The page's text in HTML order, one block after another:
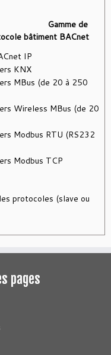
Gamme de
bâtiment BACnet
IP
KNX
MBus (de 20 à 250
Wireless MBus (de 20
Modbus RTU (RS232
Modbus TCP
protocoles (slave ou
pages